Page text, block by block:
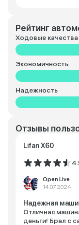
Рейтинг
Ходовые качества
Экономичность
Надежность
Отзывы
Lifan X60
Open Live
14.07.2024
Надежная
Отличная
деньги! Брал с